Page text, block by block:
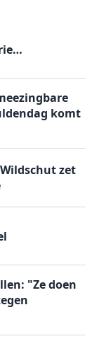
komt
zet
"Ze doen